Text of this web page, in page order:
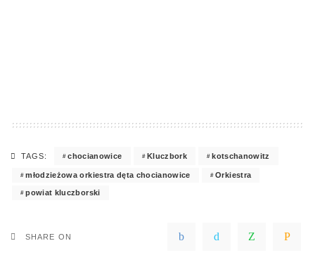
TAGS: chocianowice Kluczbork kotschanowitz
młodzieżowa orkiestra dęta chocianowice Orkiestra
powiat kluczborski
SHARE ON